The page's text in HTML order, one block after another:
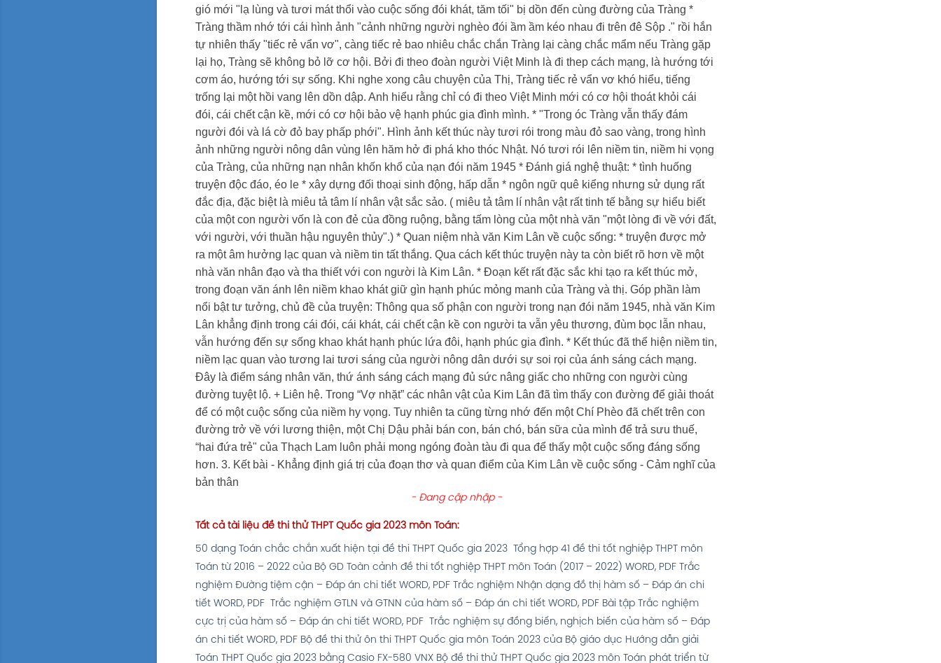
gió mới "lạ lùng và tươi mát thổi vào cuộc sống đói khát, tăm tối" bị dồn đến cùng đường của Tràng *
Tràng thầm nhớ tới cái hình ảnh "cảnh những người nghèo đói ầm ầm kéo nhau đi trên đê Sộp ." rồi hắn
tự nhiên thấy "tiếc rẻ vẩn vơ", càng tiếc rẻ bao nhiêu chắc chắn Tràng lại càng chắc mẩm nếu Tràng gặp
lại họ, Tràng sẽ không bỏ lỡ cơ hội. Bởi đi theo đoàn người Việt Minh là đi thep cách mạng, là hướng tới
cơm áo, hướng tới sự sống. Khi nghe xong câu chuyện của Thị, Tràng tiếc rẻ vẩn vơ khó hiểu, tiếng
trống lại một hồi vang lên dồn dập. Anh hiểu rằng chỉ có đi theo Việt Minh mới có cơ hội thoát khỏi cái
đói, cái chết cận kề, mới có cơ hội bảo vệ hạnh phúc gia đình mình. * "Trong óc Tràng vẫn thấy đám
người đói và lá cờ đỏ bay phấp phới". Hình ảnh kết thúc này tươi rói trong màu đỏ sao vàng, trong hình
ảnh những người nông dân vùng lên hăm hở đi phá kho thóc Nhật. Nó tươi rói lên niềm tin, niềm hi vọng
của Tràng, của những nạn nhân khốn khổ của nạn đói năm 1945 * Đánh giá nghệ thuật: * tình huống
truyện độc đáo, éo le * xây dựng đối thoại sinh động, hấp dẫn * ngôn ngữ quê kiểng nhưng sử dụng rất
đắc địa, đặc biệt là miêu tả tâm lí nhân vật sắc sảo. ( miêu tả tâm lí nhân vật rất tinh tế bằng sự hiểu biết
của một con người vốn là con đẻ của đồng ruộng, bằng tấm lòng của một nhà văn "một lòng đi về với đất,
với người, với thuần hậu nguyên thủy".) * Quan niệm nhà văn Kim Lân về cuộc sống: * truyện được mở
ra một âm hưởng lạc quan và niềm tin tất thắng. Qua cách kết thúc truyện này ta còn biết rõ hơn về một
nhà văn nhân đạo và tha thiết với con người là Kim Lân. * Đoạn kết rất đặc sắc khi tạo ra kết thúc mở,
trong đoạn văn ánh lên niềm khao khát giữ gìn hạnh phúc mỏng manh của Tràng và thị. Góp phần làm
nổi bật tư tưởng, chủ đề của truyện: Thông qua số phận con người trong nạn đói năm 1945, nhà văn Kim
Lân khẳng định trong cái đói, cái khát, cái chết cận kề con người ta vẫn yêu thương, đùm bọc lẫn nhau,
vẫn hướng đến sự sống khao khát hạnh phúc lứa đôi, hạnh phúc gia đình. * Kết thúc đã thể hiện niềm tin,
niềm lạc quan vào tương lai tươi sáng của người nông dân dưới sự soi rọi của ánh sáng cách mạng.
Đây là điểm sáng nhân văn, thứ ánh sáng cách mạng đủ sức nâng giấc cho những con người cùng
đường tuyệt lộ. + Liên hệ. Trong “Vợ nhặt” các nhân vật của Kim Lân đã tìm thấy con đường để giải thoát
để có một cuộc sống của niềm hy vọng. Tuy nhiên ta cũng từng nhớ đến một Chí Phèo đã chết trên con
đường trở về với lương thiện, một Chị Dậu phải bán con, bán chó, bán sữa của mình để trả sưu thuế,
“hai đứa trẻ" của Thạch Lam luôn phải mong ngóng đoàn tàu đi qua để thấy một cuộc sống đáng sống
hơn. 3. Kết bài - Khẳng định giá trị của đoạn thơ và quan điểm của Kim Lân về cuộc sống - Cảm nghĩ của
bản thân
- Đang cập nhập -
Tất cả tài liệu đề thi thử THPT Quốc gia 2023 môn Toán:
50 dạng Toán chắc chắn xuất hiện tại đề thi THPT Quốc gia 2023
Tổng hợp 41 đề thi tốt nghiệp THPT môn
Toán từ 2016 – 2022 của Bộ GD Toàn cảnh đề thi tốt nghiệp THPT môn Toán (2017 – 2022) WORD, PDF Trắc
nghiệm Đường tiệm cận – Đáp án chi tiết WORD, PDF Trắc nghiệm Nhận dạng đồ thị hàm số – Đáp án chi
tiết WORD, PDF
Trắc nghiệm GTLN và GTNN của hàm số – Đáp án chi tiết WORD, PDF Bài tập Trắc nghiệm
cực trị của hàm số – Đáp án chi tiết WORD, PDF
Trắc nghiệm sự đồng biến, nghịch biến của hàm số – Đáp
án chi tiết WORD, PDF Bộ đề thi thử ôn thi THPT Quốc gia môn Toán 2023 của Bộ giáo dục Hướng dẫn giải
Toán THPT Quốc gia 2023 bằng Casio FX-580 VNX Bộ đề thi thử THPT Quốc gia 2023 môn Toán phát triển từ